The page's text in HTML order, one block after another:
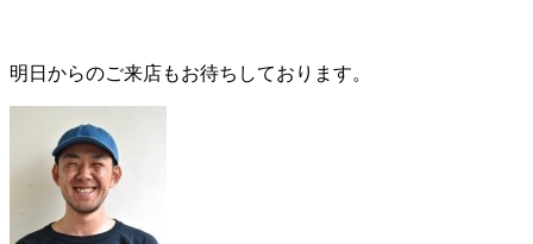
明日からのご来店もお待ちしております。